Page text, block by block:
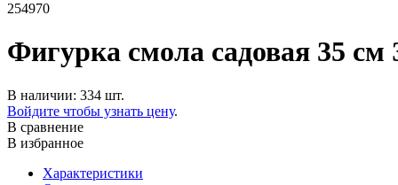
254970
Фигурка смола садовая 35 см
В наличии: 334 шт.
Войдите чтобы узнать цену.
В сравнение
В избранное
Характеристики